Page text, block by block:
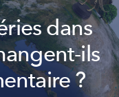
dans
ils
?